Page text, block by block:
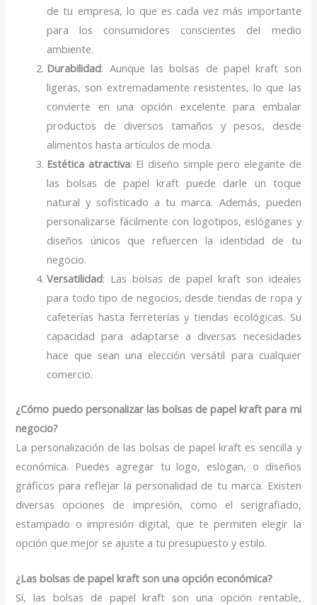
de tu empresa, lo que es cada vez más importante
para los consumidores conscientes del medio
ambiente.
Durabilidad: Aunque las bolsas de papel kraft son
ligeras, son extremadamente resistentes, lo que las
convierte en una opción excelente para embalar
productos de diversos tamaños y pesos, desde
alimentos hasta artículos de moda.
Estética atractiva: El diseño simple pero elegante de
las bolsas de papel kraft puede darle un toque
natural y sofisticado a tu marca. Además, pueden
personalizarse fácilmente con logotipos, eslóganes y
diseños únicos que refuercen la identidad de tu
negocio.
Versatilidad: Las bolsas de papel kraft son ideales
para todo tipo de negocios, desde tiendas de ropa y
cafeterías hasta ferreterías y tiendas ecológicas. Su
capacidad para adaptarse a diversas necesidades
hace que sean una elección versátil para cualquier
comercio.
¿Cómo puedo personalizar las bolsas de papel kraft para mi
negocio?
La personalización de las bolsas de papel kraft es sencilla y
económica. Puedes agregar tu logo, eslogan, o diseños
gráficos para reflejar la personalidad de tu marca. Existen
diversas opciones de impresión, como el serigrafiado,
estampado o impresión digital, que te permiten elegir la
opción que mejor se ajuste a tu presupuesto y estilo.
¿Las bolsas de papel kraft son una opción económica?
Sí, las bolsas de papel kraft son una opción rentable,